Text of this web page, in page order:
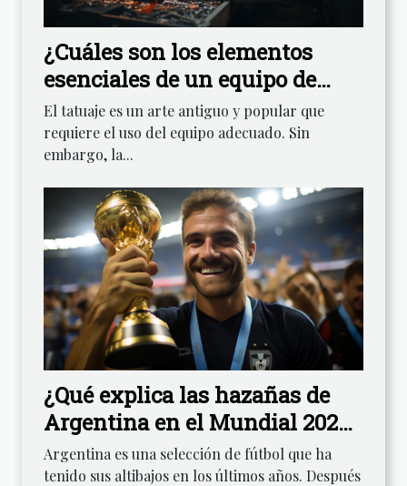
¿Cuáles son los elementos
esenciales de un equipo de
tatuaje para iniciarse en este
campo?
El tatuaje es un arte antiguo y popular que
requiere el uso del equipo adecuado. Sin
embargo, la...
¿Qué explica las hazañas de
Argentina en el Mundial 2022
?
Argentina es una selección de fútbol que ha
tenido sus altibajos en los últimos años. Después